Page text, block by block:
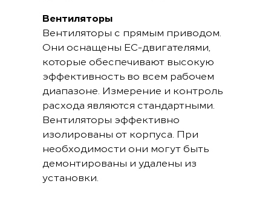
Вентиляторы
Вентиляторы с прямым приводом.
Они оснащены ЕС-двигателями,
которые обеспечивают высокую
эффективность во всем рабочем
диапазоне. Измерение и контроль
расхода являются стандартными.
Вентиляторы эффективно
изолированы от корпуса. При
необходимости они могут быть
демонтированы и удалены из
установки.